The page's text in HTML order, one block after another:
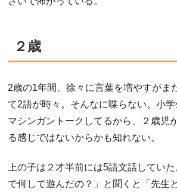
２歳
2歳の1年間、徐々に言葉を増やすがま
て2語が時々。そんなに喋らない。小
マシンガントークしてるから、２歳児
る感じではないからかも知れない。
上の子は２才半前には5語文話してい
で何して遊んだの？」と聞くと「先生